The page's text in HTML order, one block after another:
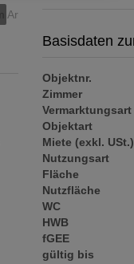
Basisdaten
Objektnr.
Zimmer
Vermarktungsart
Objektart
Miete (exkl. USt.)
Nutzungsart
Fläche
Nutzfläche
WC
HWB
fGEE
gültig bis